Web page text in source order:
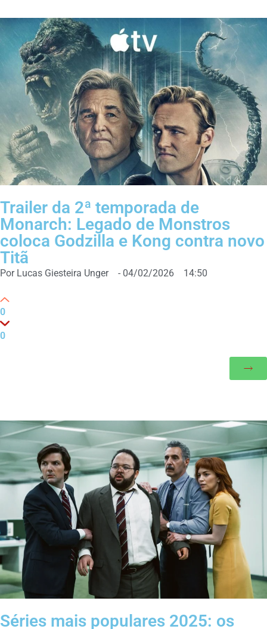
Trailer da 2ª temporada de
Monarch: Legado de Monstros
coloca Godzilla e Kong contra novo
Titã
Por Lucas Giesteira Unger - 04/02/2026 14:50
0
0
Séries mais populares 2025: os